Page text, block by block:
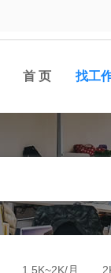
首 页 找工
1.5K~2K/月